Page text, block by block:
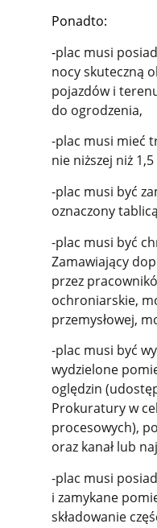
Ponadto:
-plac musi
nocy skuteczną
pojazdów i
do ogrodzenia,
-plac musi mieć
nie niższej niż 1,5
-plac musi być
oznaczony
-plac musi być
Zamawiający
przez
ochroniarskie,
przemysłowej,
-plac musi być
wydzielone
oględzin
Prokuratury w
procesowych),
oraz kanał lub
-plac musi
i zamykane
składowanie